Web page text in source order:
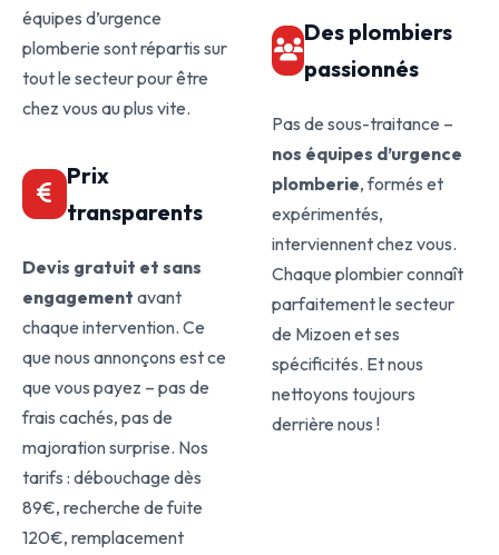
équipes d’urgence
plomberie sont répartis sur
tout le secteur pour être
chez vous au plus vite.
Prix
transparents
Devis gratuit et sans
engagement avant
chaque intervention. Ce
que nous annonçons est ce
que vous payez – pas de
frais cachés, pas de
majoration surprise. Nos
tarifs : débouchage dès
89€, recherche de fuite
120€, remplacement
Des plombiers
passionnés
Pas de sous-traitance –
nos équipes d’urgence
plomberie, formés et
expérimentés,
interviennent chez vous.
Chaque plombier connaît
parfaitement le secteur
de Mizoen et ses
spécificités. Et nous
nettoyons toujours
derrière nous !